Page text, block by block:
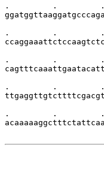
.         .
.         .
.         .
.         .
.         .         .